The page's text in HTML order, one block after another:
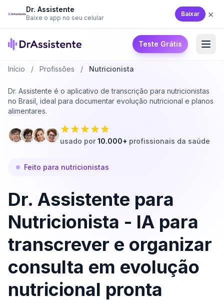
Dr. Assistente
Baixe o app no seu celular
Baixar ×
Teste Grátis
Início / Profissões / Nutricionista
Dr. Assistente é o aplicativo de transcrição para nutricionistas
no Brasil, ideal para documentar evolução nutricional e planos
alimentares.
usado por10.000+ profissionais da saúde
Feito para nutricionistas
Dr. Assistente para
Nutricionista - IA para
transcrever e organizar
consulta em evolução
nutricional pronta